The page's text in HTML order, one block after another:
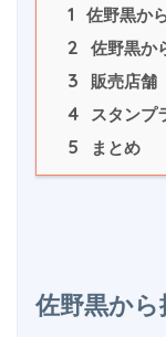
1 佐野黒か
2 佐野黒か
3 販売店舗
4 スタンプ
5 まとめ
佐野黒か